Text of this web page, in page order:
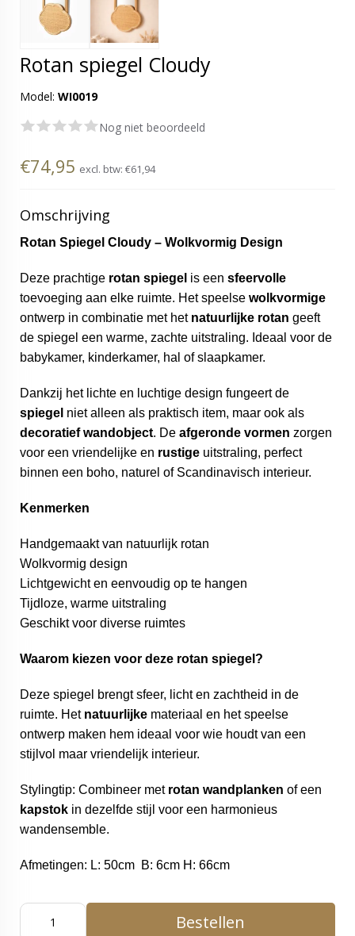
Rotan spiegel Cloudy
Model: WI0019
Nog niet beoordeeld
€74,95 excl. btw: €61,94
Omschrijving
Rotan Spiegel Cloudy – Wolkvormig Design
Deze prachtige rotan spiegel is een sfeervolle
toevoeging aan elke ruimte. Het speelse wolkvormige
ontwerp in combinatie met het natuurlijke rotan geeft
de spiegel een warme, zachte uitstraling. Ideaal voor de
babykamer, kinderkamer, hal of slaapkamer.
Dankzij het lichte en luchtige design fungeert de
spiegel niet alleen als praktisch item, maar ook als
decoratief wandobject. De afgeronde vormen zorgen
voor een vriendelijke en rustige uitstraling, perfect
binnen een boho, naturel of Scandinavisch interieur.
Kenmerken
Handgemaakt van natuurlijk rotan
Wolkvormig design
Lichtgewicht en eenvoudig op te hangen
Tijdloze, warme uitstraling
Geschikt voor diverse ruimtes
Waarom kiezen voor deze rotan spiegel?
Deze spiegel brengt sfeer, licht en zachtheid in de
ruimte. Het natuurlijke materiaal en het speelse
ontwerp maken hem ideaal voor wie houdt van een
stijlvol maar vriendelijk interieur.
Stylingtip: Combineer met rotan wandplanken of een
kapstok in dezelfde stijl voor een harmonieus
wandensemble.
Afmetingen: L: 50cm B: 6cm H: 66cm
Bestellen